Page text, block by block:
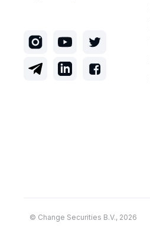
© Change Securities B.V., 2026